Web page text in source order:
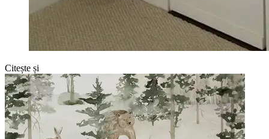
Citește și